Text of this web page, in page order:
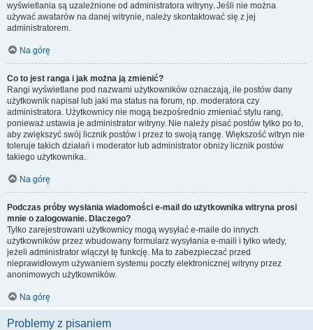
wyświetlania są uzależnione od administratora witryny. Jeśli nie można
używać awatarów na danej witrynie, należy skontaktować się z jej
administratorem.
Na górę
Co to jest ranga i jak można ją zmienić?
Rangi wyświetlane pod nazwami użytkowników oznaczają, ile postów dany
użytkownik napisał lub jaki ma status na forum, np. moderatora czy
administratora. Użytkownicy nie mogą bezpośrednio zmieniać stylu rang,
ponieważ ustawia je administrator witryny. Nie należy pisać postów tylko po to,
aby zwiększyć swój licznik postów i przez to swoją rangę. Większość witryn nie
toleruje takich działań i moderator lub administrator obniży licznik postów
takiego użytkownika.
Na górę
Podczas próby wysłania wiadomości e-mail do użytkownika witryna prosi
mnie o zalogowanie. Dlaczego?
Tylko zarejestrowani użytkownicy mogą wysyłać e-maile do innych
użytkowników przez wbudowany formularz wysyłania e-maili i tylko wtedy,
jeżeli administrator włączył tę funkcję. Ma to zabezpieczać przed
nieprawidłowym używaniem systemu poczty elektronicznej witryny przez
anonimowych użytkowników.
Na górę
Problemy z pisaniem